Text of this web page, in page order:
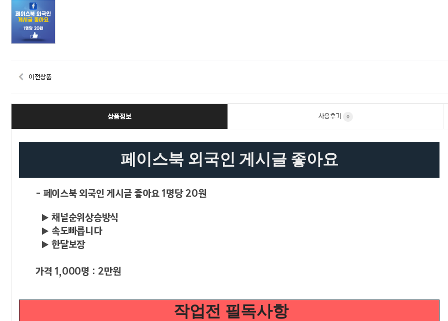
이전상품
상품정보 사용후기 0
페이스북 외국인 게시글 좋아요
- 페이스북 외국인 게시글 좋아요 1명당 20원
▶ 채널순위상승방식
▶ 속도빠릅니다
▶ 한달보장
가격 1,000명 : 2만원
작업전 필독사항